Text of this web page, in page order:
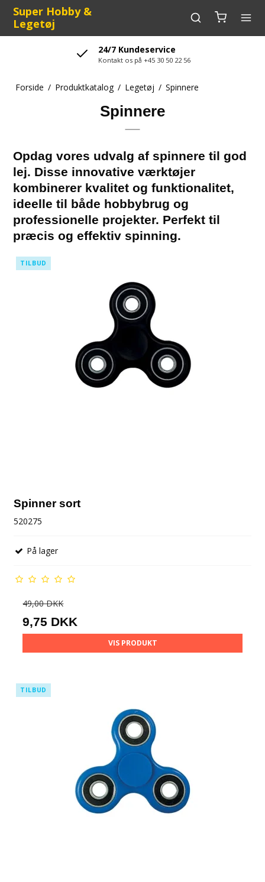
Super Hobby &
Legetøj
24/7 Kundeservice
Kontakt os på +45 30 50 22 56
Forside / Produktkatalog / Legetøj / Spinnere
Spinnere
Opdag vores udvalg af spinnere til god
lej. Disse innovative værktøjer
kombinerer kvalitet og funktionalitet,
ideelle til både hobbybrug og
professionelle projekter. Perfekt til
præcis og effektiv spinning.
TILBUD
Spinner sort
520275
På lager
49,00 DKK
9,75 DKK
VIS PRODUKT
TILBUD